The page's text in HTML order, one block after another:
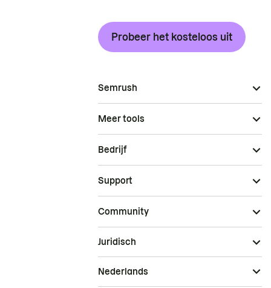
Probeer het kosteloos uit
Semrush
Meer tools
Bedrijf
Support
Community
Juridisch
Nederlands